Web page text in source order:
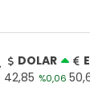
DOLAR
42,85 %0,06